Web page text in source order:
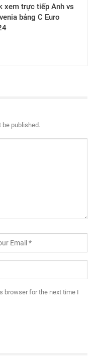
xem trực tiếp Anh vs
bảng C Euro
be published.
browser for the next time I